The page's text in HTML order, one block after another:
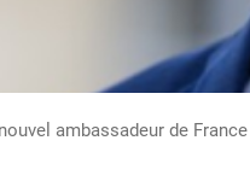
ambassadeur de